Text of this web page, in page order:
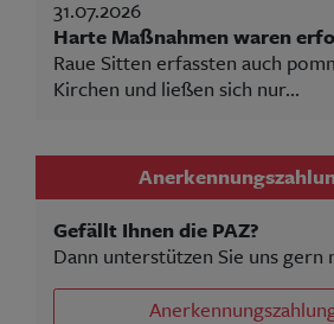
31.07.2026
Harte Maßnahmen waren
Raue Sitten erfassten auch
Kirchen und ließen sich nur...
Gefällt Ihnen die PAZ?
Dann unterstützen Sie uns gern